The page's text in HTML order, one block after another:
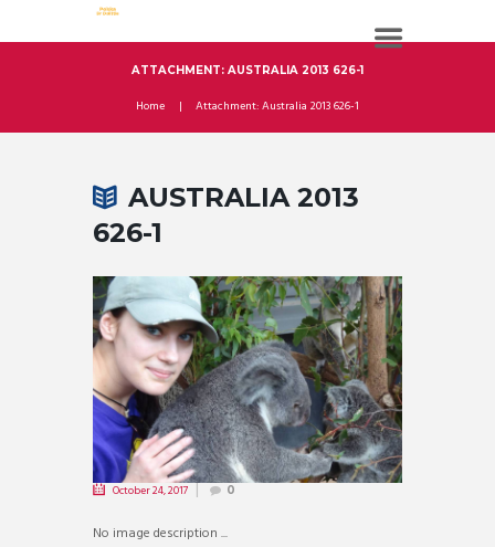
ATTACHMENT: AUSTRALIA 2013 626-1
Home Attachment: Australia 2013 626-1
AUSTRALIA 2013
626-1
October 24, 2017 0
No image description ...